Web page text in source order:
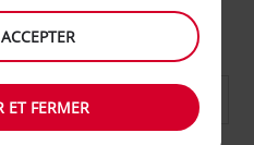
de retour
DATE DE RETOUR
ET FERMER